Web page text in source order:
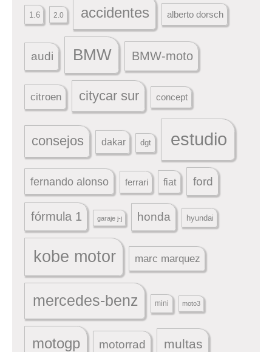
1.6 2.0 accidentes alberto dorsch
audi BMW BMW-moto
citroen citycar sur concept
consejos dakar dgt estudio
fernando alonso ferrari fiat ford
fórmula 1 garaje j-j honda hyundai
kobe motor marc marquez
mercedes-benz mini moto3
motogp motorrad multas